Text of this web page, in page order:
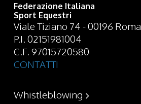
Federazione Italiana
Sport Equestri
Viale Tiziano 74 - 00196 Roma
P.I. 02151981004
C.F. 97015720580
CONTATTI
Whistleblowing